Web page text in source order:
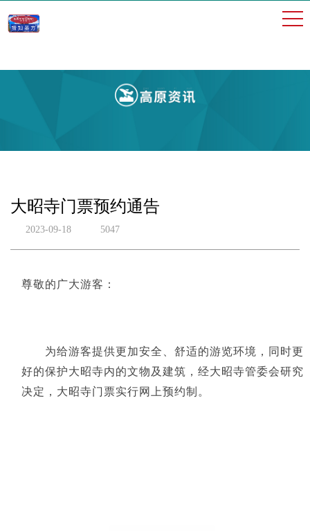
大昭寺门票预约通告
2023-09-18 5047
尊敬的广大游客：
为给游客提供更加安全、舒适的游览环境，同时更
好的保护大昭寺内的文物及建筑，经大昭寺管委会研究
决定，大昭寺门票实行网上预约制。